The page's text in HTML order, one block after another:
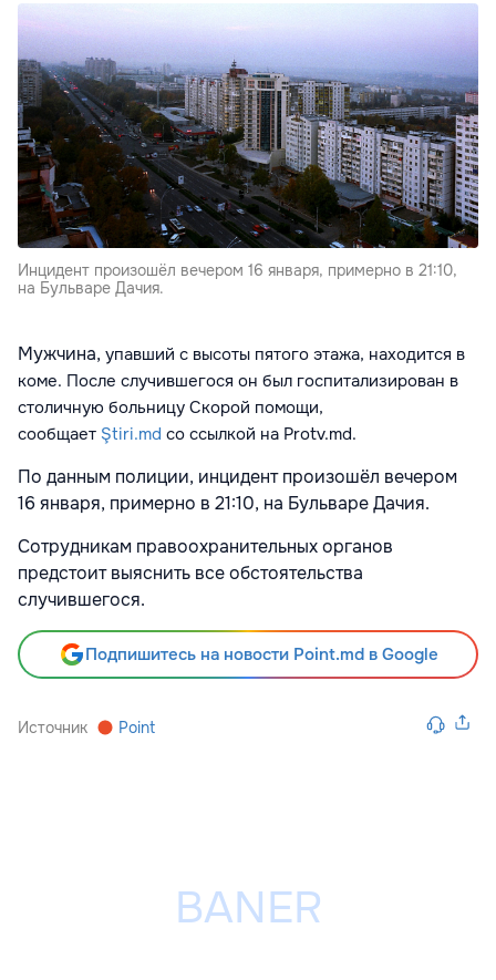
Инцидент произошёл вечером 16 января, примерно в 21:10,
на Бульваре Дачия.
Мужчина, упавший с высоты пятого этажа, находится в
коме. После случившегося он был госпитализирован в
столичную больницу Скорой помощи,
сообщает Ştiri.md со ссылкой на Protv.md.
По данным полиции, инцидент произошёл вечером
16 января, примерно в 21:10, на Бульваре Дачия.
Сотрудникам правоохранительных органов
предстоит выяснить все обстоятельства
случившегося.
Подпишитесь на новости Point.md в Google
Источник Point